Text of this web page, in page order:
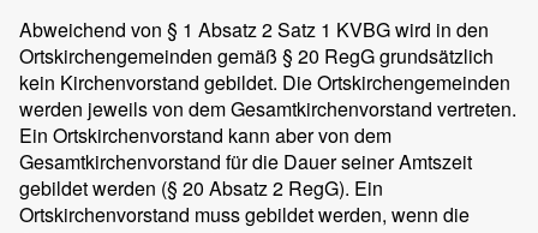
Abweichend von § 1 Absatz 2 Satz 1 KVBG wird in den
Ortskirchengemeinden gemäß § 20 RegG grundsätzlich
kein Kirchenvorstand gebildet. Die Ortskirchengemeinden
werden jeweils von dem Gesamtkirchenvorstand vertreten.
Ein Ortskirchenvorstand kann aber von dem
Gesamtkirchenvorstand für die Dauer seiner Amtszeit
gebildet werden (§ 20 Absatz 2 RegG). Ein
Ortskirchenvorstand muss gebildet werden, wenn die